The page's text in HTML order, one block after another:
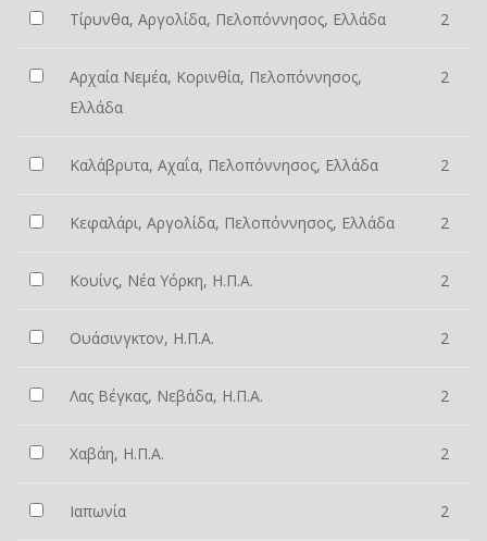
Τίρυνθα, Αργολίδα, Πελοπόννησος, Ελλάδα 2
Αρχαία Νεμέα, Κορινθία, Πελοπόννησος,
Ελλάδα
2
Καλάβρυτα, Αχαΐα, Πελοπόννησος, Ελλάδα 2
Κεφαλάρι, Αργολίδα, Πελοπόννησος, Ελλάδα 2
Κουίνς, Νέα Υόρκη, Η.Π.Α. 2
Ουάσινγκτον, Η.Π.Α. 2
Λας Βέγκας, Νεβάδα, Η.Π.Α. 2
Χαβάη, Η.Π.Α. 2
Ιαπωνία 2